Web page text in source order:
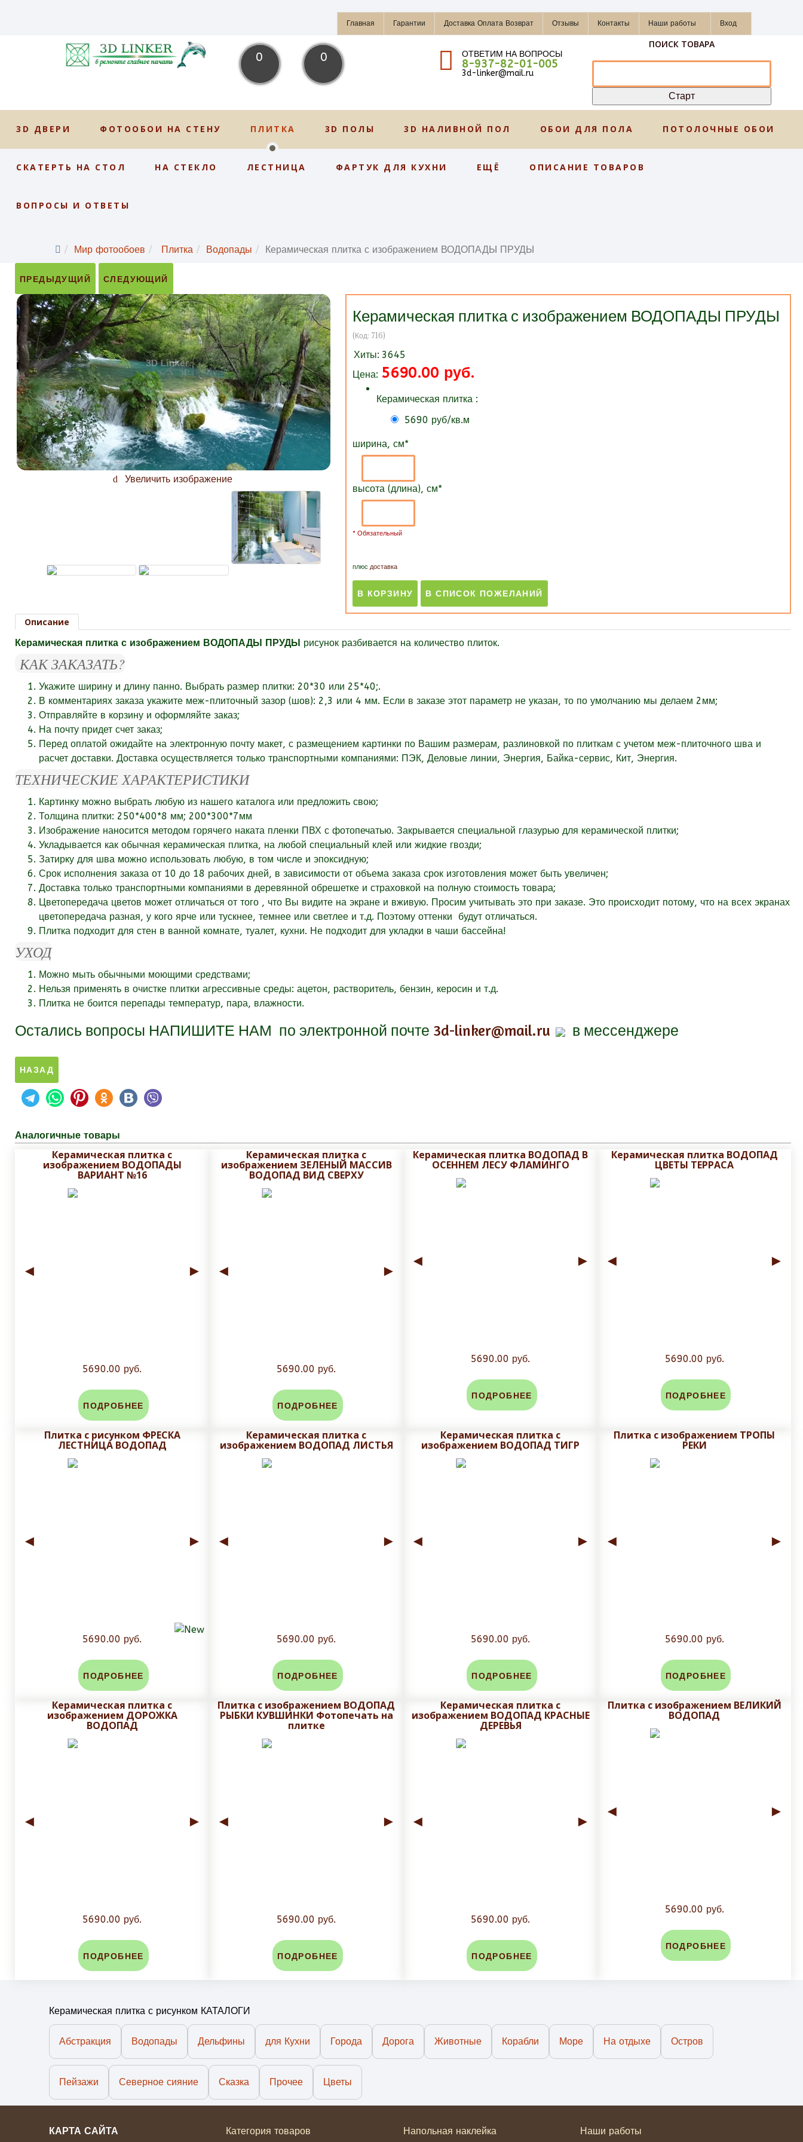
Главная Гарантии Доставка Оплата Возврат Отзывы Контакты Наши работы Вход
0 0 ОТВЕТИМ НА ВОПРОСЫ
8-937-82-01-005
3d-linker@mail.ru
ПОИСК ТОВАРА
3D ДВЕРИ ФОТООБОИ НА СТЕНУ ПЛИТКА 3D ПОЛЫ 3D НАЛИВНОЙ ПОЛ ОБОИ ДЛЯ ПОЛА ПОТОЛОЧНЫЕ ОБОИ
СКАТЕРТЬ НА СТОЛ НА СТЕКЛО ЛЕСТНИЦА ФАРТУК ДЛЯ КУХНИ ЕЩЁ ОПИСАНИЕ ТОВАРОВ
ВОПРОСЫ И ОТВЕТЫ
Мир фотообоев Плитка Водопады Керамическая плитка с изображением ВОДОПАДЫ ПРУДЫ
ПРЕДЫДУЩИЙ СЛЕДУЮЩИЙ
Увеличить изображение
Керамическая плитка с изображением ВОДОПАДЫ ПРУДЫ
(Код: 716)
Хиты: 3645
Цена: 5690.00 руб.
Керамическая плитка :
5690 руб/кв.м
ширина, см*
высота (длина), см*
* Обязательный
плюс доставка
Описание
Керамическая плитка с изображением ВОДОПАДЫ ПРУДЫ рисунок разбивается на количество плиток.
КАК ЗАКАЗАТЬ?
Укажите ширину и длину панно. Выбрать размер плитки: 20*30 или 25*40;.
В комментариях заказа укажите меж-плиточный зазор (шов): 2,3 или 4 мм. Если в заказе этот параметр не указан, то по умолчанию мы делаем 2мм;
Отправляйте в корзину и оформляйте заказ;
На почту придет счет заказ;
Перед оплатой ожидайте на электронную почту макет, с размещением картинки по Вашим размерам, разлиновкой по плиткам с учетом меж-плиточного шва и
расчет доставки. Доставка осуществляется только транспортными компаниями: ПЭК, Деловые линии, Энергия, Байка-сервис, Кит, Энергия.
ТЕХНИЧЕСКИЕ ХАРАКТЕРИСТИКИ
Картинку можно выбрать любую из нашего каталога или предложить свою;
Толщина плитки: 250*400*8 мм; 200*300*7мм
Изображение наносится методом горячего наката пленки ПВХ с фотопечатью. Закрывается специальной глазурью для керамической плитки;
Укладывается как обычная керамическая плитка, на любой специальный клей или жидкие гвозди;
Затирку для шва можно использовать любую, в том числе и эпоксидную;
Срок исполнения заказа от 10 до 18 рабочих дней, в зависимости от объема заказа срок изготовления может быть увеличен;
Доставка только транспортными компаниями в деревянной обрешетке и страховкой на полную стоимость товара;
Цветопередача цветов может отличаться от того , что Вы видите на экране и вживую. Просим учитывать это при заказе. Это происходит потому, что на всех экранах
цветопередача разная, у кого ярче или тускнее, темнее или светлее и т.д. Поэтому оттенки будут отличаться.
Плитка подходит для стен в ванной комнате, туалет, кухни. Не подходит для укладки в чаши бассейна!
УХОД
Можно мыть обычными моющими средствами;
Нельзя применять в очистке плитки агрессивные среды: ацетон, растворитель, бензин, керосин и т.д.
Плитка не боится перепады температур, пара, влажности.
Остались вопросы НАПИШИТЕ НАМ по электронной почте 3d-linker@mail.ru в мессенджере
Аналогичные товары
Керамическая плитка с
изображением ВОДОПАДЫ
ВАРИАНТ №16
◄ ►
5690.00 руб.
ПОДРОБНЕЕ
Керамическая плитка с
изображением ЗЕЛЕНЫЙ МАССИВ
ВОДОПАД ВИД СВЕРХУ
◄ ►
5690.00 руб.
ПОДРОБНЕЕ
Керамическая плитка ВОДОПАД В
ОСЕННЕМ ЛЕСУ ФЛАМИНГО
◄ ►
5690.00 руб.
ПОДРОБНЕЕ
Керамическая плитка ВОДОПАД
ЦВЕТЫ ТЕРРАСА
◄ ►
5690.00 руб.
ПОДРОБНЕЕ
Плитка с рисунком ФРЕСКА
ЛЕСТНИЦА ВОДОПАД
◄ ►
5690.00 руб.
ПОДРОБНЕЕ
Керамическая плитка с
изображением ВОДОПАД ЛИСТЬЯ
◄ ►
5690.00 руб.
ПОДРОБНЕЕ
Керамическая плитка с
изображением ВОДОПАД ТИГР
◄ ►
5690.00 руб.
ПОДРОБНЕЕ
Плитка с изображением ТРОПЫ
РЕКИ
◄ ►
5690.00 руб.
ПОДРОБНЕЕ
Керамическая плитка с
изображением ДОРОЖКА
ВОДОПАД
◄ ►
5690.00 руб.
ПОДРОБНЕЕ
Плитка с изображением ВОДОПАД
РЫБКИ КУВШИНКИ Фотопечать на
плитке
◄ ►
5690.00 руб.
ПОДРОБНЕЕ
Керамическая плитка с
изображением ВОДОПАД КРАСНЫЕ
ДЕРЕВЬЯ
◄ ►
5690.00 руб.
ПОДРОБНЕЕ
Плитка с изображением ВЕЛИКИЙ
ВОДОПАД
◄ ►
5690.00 руб.
ПОДРОБНЕЕ
Керамическая плитка с рисунком КАТАЛОГИ
Абстракция Водопады Дельфины для Кухни Города Дорога Животные Корабли Море На отдыхе Остров
Пейзажи Северное сияние Сказка Прочее Цветы
КАРТА САЙТА Категория товаров Напольная наклейка Наши работы